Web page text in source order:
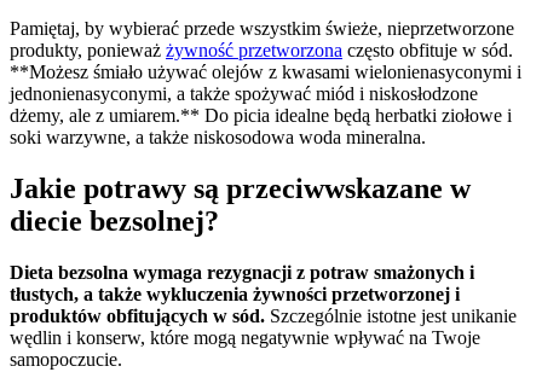
Pamiętaj, by wybierać przede wszystkim świeże, nieprzetworzone
produkty, ponieważ żywność przetworzona często obfituje w sód.
**Możesz śmiało używać olejów z kwasami wielonienasyconymi i
jednonienasyconymi, a także spożywać miód i niskosłodzone
dżemy, ale z umiarem.** Do picia idealne będą herbatki ziołowe i
soki warzywne, a także niskosodowa woda mineralna.
Jakie potrawy są przeciwwskazane w
diecie bezsolnej?
Dieta bezsolna wymaga rezygnacji z potraw smażonych i
tłustych, a także wykluczenia żywności przetworzonej i
produktów obfitujących w sód. Szczególnie istotne jest unikanie
wędlin i konserw, które mogą negatywnie wpływać na Twoje
samopoczucie.